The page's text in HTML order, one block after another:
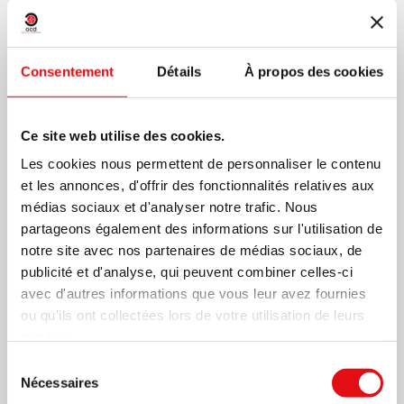
Consentement Détails À propos des cookies
Ce site web utilise des cookies.
Les cookies nous permettent de personnaliser le contenu
et les annonces, d'offrir des fonctionnalités relatives aux
médias sociaux et d'analyser notre trafic. Nous
partageons également des informations sur l'utilisation de
notre site avec nos partenaires de médias sociaux, de
publicité et d'analyse, qui peuvent combiner celles-ci
avec d'autres informations que vous leur avez fournies
ou qu'ils ont collectées lors de votre utilisation de leurs
Nécessaires
+